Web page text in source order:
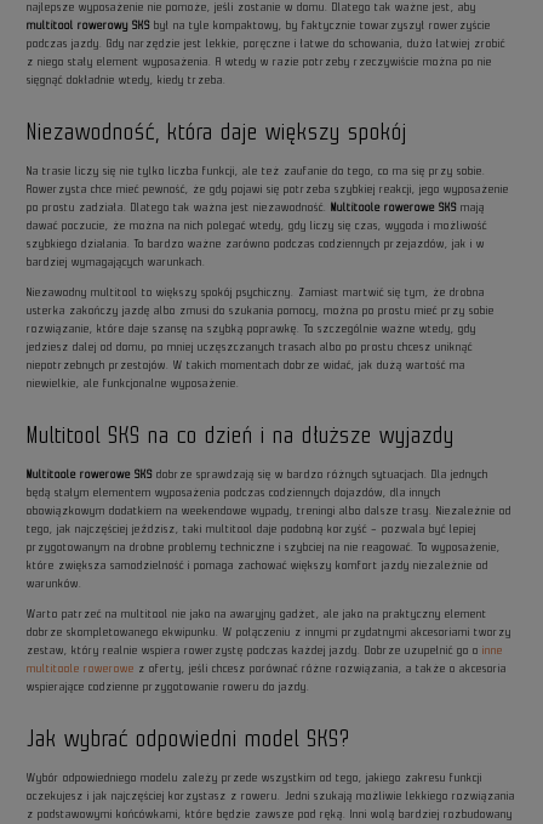
najlepsze wyposażenie nie pomoże, jeśli zostanie w domu. Dlatego tak ważne jest, aby
multitool rowerowy SKS był na tyle kompaktowy, by faktycznie towarzyszył rowerzyście
podczas jazdy. Gdy narzędzie jest lekkie, poręczne i łatwe do schowania, dużo łatwiej zrobić
z niego stały element wyposażenia. A wtedy w razie potrzeby rzeczywiście można po nie
sięgnąć dokładnie wtedy, kiedy trzeba.
Niezawodność, która daje większy spokój
Na trasie liczy się nie tylko liczba funkcji, ale też zaufanie do tego, co ma się przy sobie.
Rowerzysta chce mieć pewność, że gdy pojawi się potrzeba szybkiej reakcji, jego wyposażenie
po prostu zadziała. Dlatego tak ważna jest niezawodność. Multitoole rowerowe SKS mają
dawać poczucie, że można na nich polegać wtedy, gdy liczy się czas, wygoda i możliwość
szybkiego działania. To bardzo ważne zarówno podczas codziennych przejazdów, jak i w
bardziej wymagających warunkach.
Niezawodny multitool to większy spokój psychiczny. Zamiast martwić się tym, że drobna
usterka zakończy jazdę albo zmusi do szukania pomocy, można po prostu mieć przy sobie
rozwiązanie, które daje szansę na szybką poprawkę. To szczególnie ważne wtedy, gdy
jedziesz dalej od domu, po mniej uczęszczanych trasach albo po prostu chcesz uniknąć
niepotrzebnych przestojów. W takich momentach dobrze widać, jak dużą wartość ma
niewielkie, ale funkcjonalne wyposażenie.
Multitool SKS na co dzień i na dłuższe wyjazdy
Multitoole rowerowe SKS dobrze sprawdzają się w bardzo różnych sytuacjach. Dla jednych
będą stałym elementem wyposażenia podczas codziennych dojazdów, dla innych
obowiązkowym dodatkiem na weekendowe wypady, treningi albo dalsze trasy. Niezależnie od
tego, jak najczęściej jeździsz, taki multitool daje podobną korzyść – pozwala być lepiej
przygotowanym na drobne problemy techniczne i szybciej na nie reagować. To wyposażenie,
które zwiększa samodzielność i pomaga zachować większy komfort jazdy niezależnie od
warunków.
Warto patrzeć na multitool nie jako na awaryjny gadżet, ale jako na praktyczny element
dobrze skompletowanego ekwipunku. W połączeniu z innymi przydatnymi akcesoriami tworzy
zestaw, który realnie wspiera rowerzystę podczas każdej jazdy. Dobrze uzupełnić go oinne
multitoole rowerowe z oferty, jeśli chcesz porównać różne rozwiązania, a także o akcesoria
wspierające codzienne przygotowanie roweru do jazdy.
Jak wybrać odpowiedni model SKS?
Wybór odpowiedniego modelu zależy przede wszystkim od tego, jakiego zakresu funkcji
oczekujesz i jak najczęściej korzystasz z roweru. Jedni szukają możliwie lekkiego rozwiązania
z podstawowymi końcówkami, które będzie zawsze pod ręką. Inni wolą bardziej rozbudowany